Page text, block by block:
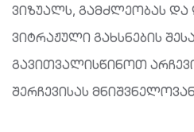
ვიზუალს, გამძლეობას და
ვიტრაჟული გახსნების
გავითვალისწინოთ
შერჩევისას